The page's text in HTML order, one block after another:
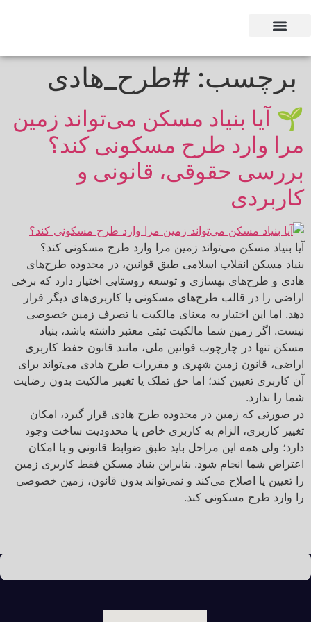
برچسب: #طرح_هادی
🌱 آیا بنیاد مسکن می‌تواند زمین
مرا وارد طرح مسکونی کند؟
بررسی حقوقی، قانونی و
کاربردی
آیا بنیاد مسکن می‌تواند زمین مرا وارد طرح مسکونی کند؟
بنیاد مسکن انقلاب اسلامی طبق قوانین، در محدوده طرح‌های
هادی و طرح‌های بهسازی و توسعه روستایی اختیار دارد که برخی
اراضی را در قالب طرح‌های مسکونی یا کاربری‌های دیگر قرار
دهد. اما این اختیار به معنای مالکیت یا تصرف زمین خصوصی
نیست. اگر زمین شما مالکیت ثبتی معتبر داشته باشد، بنیاد
مسکن تنها در چارچوب قوانین ملی، مانند قانون حفظ کاربری
اراضی، قانون زمین شهری و مقررات طرح هادی می‌تواند برای
آن کاربری تعیین کند؛ اما حق تملک یا تغییر مالکیت بدون رضایت
شما را ندارد.
در صورتی که زمین در محدوده طرح هادی قرار گیرد، امکان
تغییر کاربری، الزام به کاربری خاص یا محدودیت ساخت وجود
دارد؛ ولی همه این مراحل باید طبق ضوابط قانونی و با امکان
اعتراض شما انجام شود. بنابراین بنیاد مسکن فقط کاربری زمین
را تعیین یا اصلاح می‌کند و نمی‌تواند بدون قانون، زمین خصوصی
را وارد طرح مسکونی کند.